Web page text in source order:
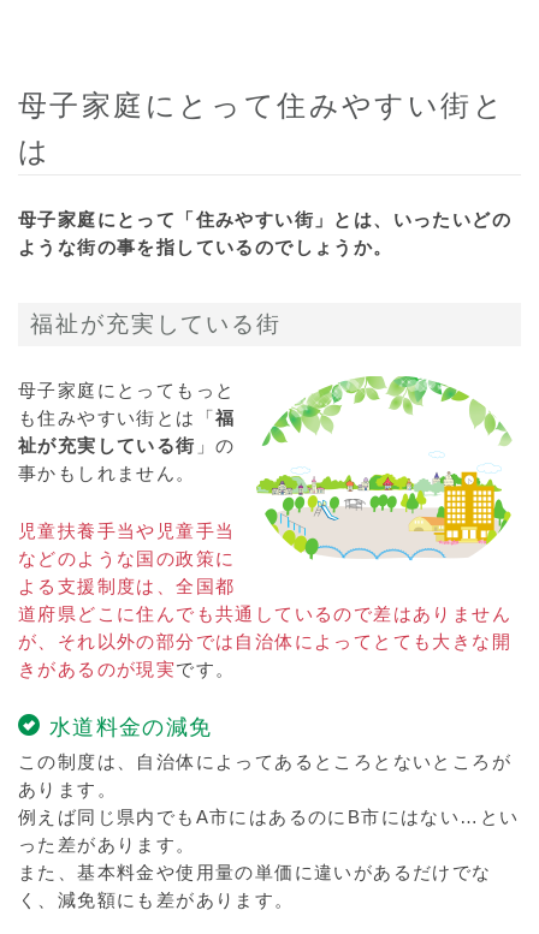
母子家庭にとって住みやすい街と
は
母子家庭にとって「住みやすい街」とは、いったいどの
ような街の事を指しているのでしょうか。
福祉が充実している街
母子家庭にとってもっと
も住みやすい街とは「福
祉が充実している街 」の
事かもしれません。
児童扶養手当や児童手当
などのような国の政策に
よる支援制度は、全国都
道府県どこに住んでも共通しているので差はありません
が、それ以外の部分では自治体によってとても大きな開
きがあるのが現実です。
水道料金の減免
この制度は、自治体によってあるところとないところが
あります。
例えば同じ県内でもA市にはあるのにB市にはない…とい
った差があります。
また、基本料金や使用量の単価に違いがあるだけでな
く、減免額にも差があります。